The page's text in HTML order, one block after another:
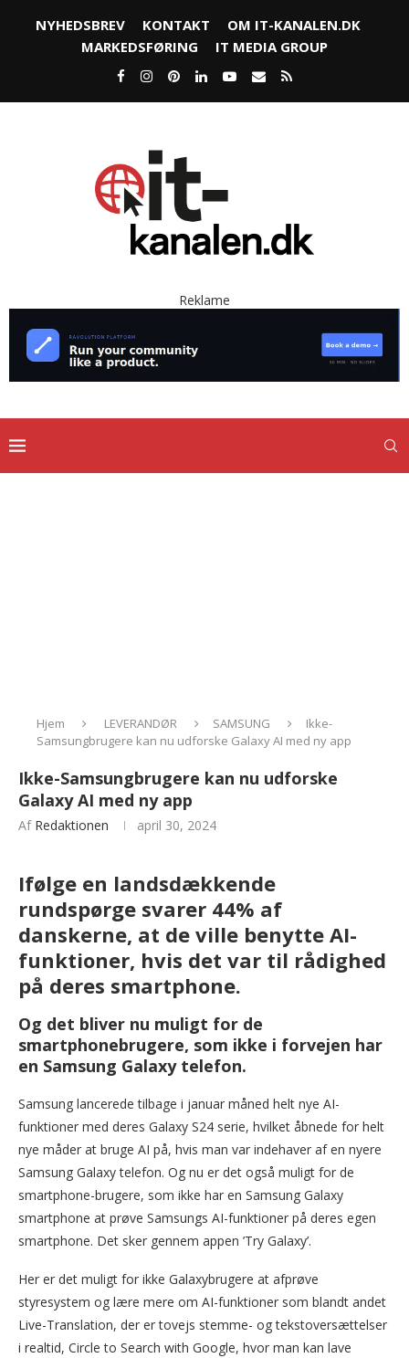
NYHEDSBREV KONTAKT
OM IT-KANALEN.DK
MARKEDSFØRING
IT MEDIA GROUP
Reklame
Hjem LEVERANDØR SAMSUNG
Ikke-
Samsungbrugere kan nu udforske Galaxy AI med ny app
Ikke-Samsungbrugere kan nu udforske
Galaxy AI med ny app
Af Redaktionen april 30, 2024
Ifølge en landsdækkende
rundspørge svarer 44% af
danskerne, at de ville benytte AI-
funktioner, hvis det var til rådighed
på deres smartphone.
Og det bliver nu muligt for de
smartphonebrugere, som ikke i forvejen har
en Samsung Galaxy telefon.
Samsung lancerede tilbage i januar måned helt nye AI-
funktioner med deres Galaxy S24 serie, hvilket åbnede for helt
nye måder at bruge AI på, hvis man var indehaver af en nyere
Samsung Galaxy telefon. Og nu er det også muligt for de
smartphone-brugere, som ikke har en Samsung Galaxy
smartphone at prøve Samsungs AI-funktioner på deres egen
smartphone. Det sker gennem appen ’Try Galaxy’.
Her er det muligt for ikke Galaxybrugere at afprøve
styresystem og lære mere om AI-funktioner som blandt andet
Live-Translation, der er tovejs stemme- og tekstoversættelser
i realtid, Circle to Search with Google, hvor man kan lave